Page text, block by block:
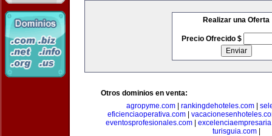
Realizar una Oferta
Precio Ofrecido $
Otros dominios en venta:
agropyme.com| rankingdehoteles.com|
eficienciaoperativa.com
eventosprofesionales.com
turisguia.com|